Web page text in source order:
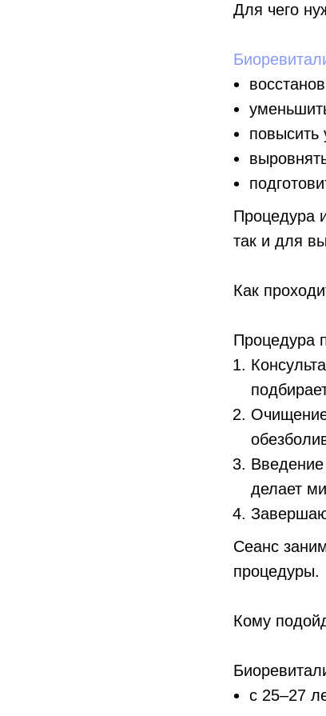
Для чего
повысить
Процедура
так и для
Как
Процедура
делает
Сеанс
процедуры.
Кому
с 25–27